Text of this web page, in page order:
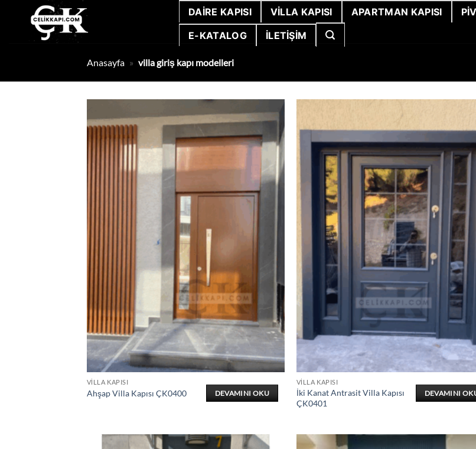
DAIRE KAPISI VILLA KAPISI APARTMAN KAPISI
E-KATALOG
İLETIŞIM
Anasayfa » villa giriş kapı modelleri
VILLA KAPISI
Ahşap Villa Kapısı ÇK0400 DEVAMINI OKU
VILLA KAPISI
İki Kanat Antrasit Villa Kapısı
ÇK0401
DEVAMINI